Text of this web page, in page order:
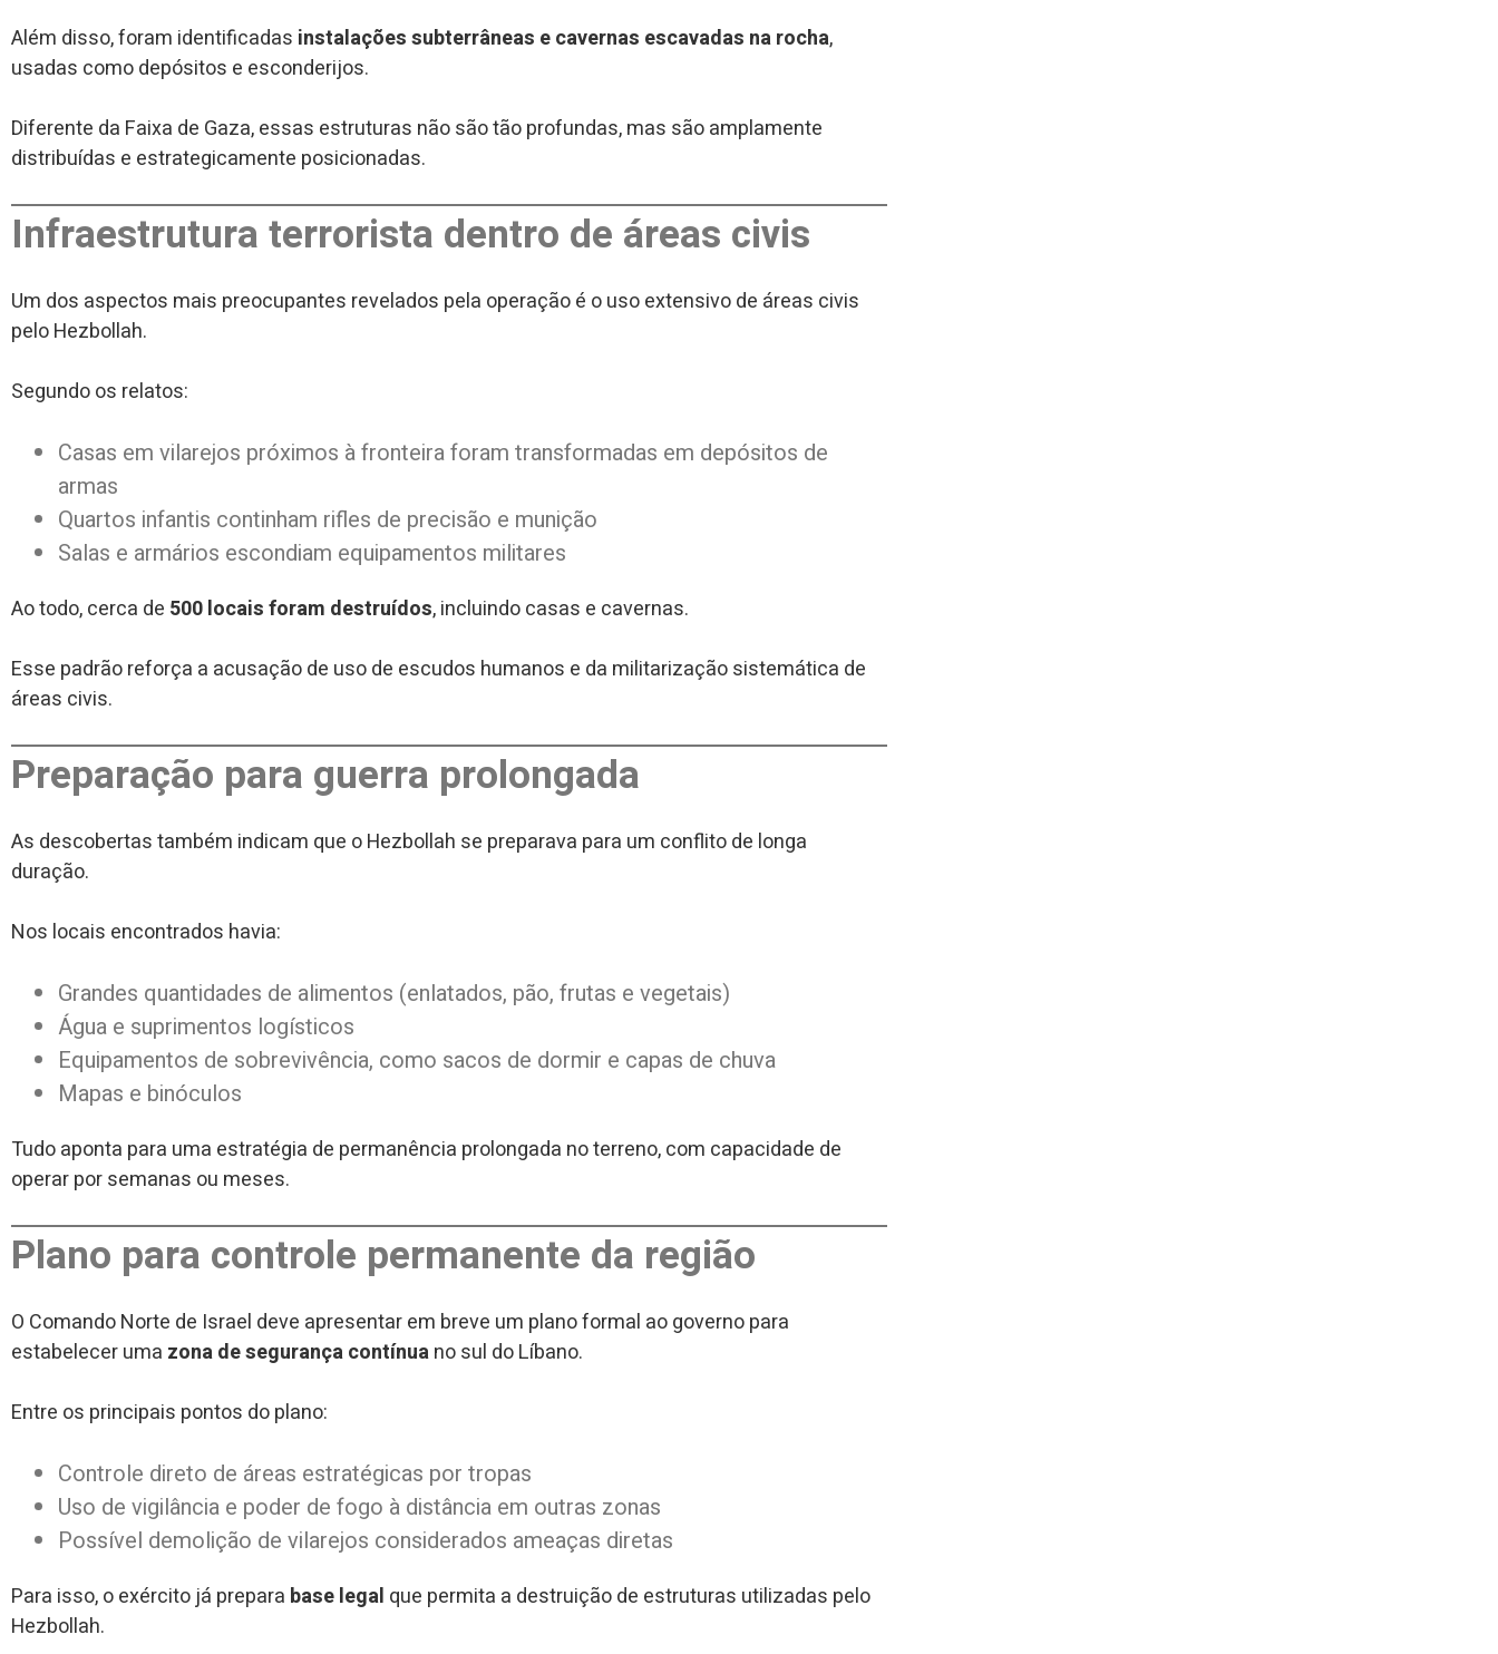
Além disso, foram identificadas instalações subterrâneas e cavernas escavadas na rocha,
usadas como depósitos e esconderijos.
Diferente da Faixa de Gaza, essas estruturas não são tão profundas, mas são amplamente
distribuídas e estrategicamente posicionadas.
Infraestrutura terrorista dentro de áreas civis
Um dos aspectos mais preocupantes revelados pela operação é o uso extensivo de áreas civis
pelo Hezbollah.
Segundo os relatos:
Casas em vilarejos próximos à fronteira foram transformadas em depósitos de
armas
Quartos infantis continham rifles de precisão e munição
Salas e armários escondiam equipamentos militares
Ao todo, cerca de 500 locais foram destruídos, incluindo casas e cavernas.
Esse padrão reforça a acusação de uso de escudos humanos e da militarização sistemática de
áreas civis.
Preparação para guerra prolongada
As descobertas também indicam que o Hezbollah se preparava para um conflito de longa
duração.
Nos locais encontrados havia:
Grandes quantidades de alimentos (enlatados, pão, frutas e vegetais)
Água e suprimentos logísticos
Equipamentos de sobrevivência, como sacos de dormir e capas de chuva
Mapas e binóculos
Tudo aponta para uma estratégia de permanência prolongada no terreno, com capacidade de
operar por semanas ou meses.
Plano para controle permanente da região
O Comando Norte de Israel deve apresentar em breve um plano formal ao governo para
estabelecer uma zona de segurança contínuano sul do Líbano.
Entre os principais pontos do plano:
Controle direto de áreas estratégicas por tropas
Uso de vigilância e poder de fogo à distância em outras zonas
Possível demolição de vilarejos considerados ameaças diretas
Para isso, o exército já prepara base legal que permita a destruição de estruturas utilizadas pelo
Hezbollah.